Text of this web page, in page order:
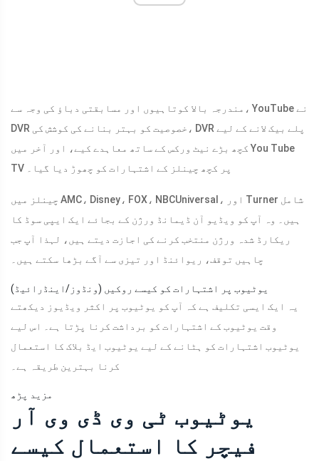
مندرجہ بالا کوتاہیوں اور مسابقتی دباؤ کی وجہ سے، YouTube نے
DVR خصوصیت کو بہتر بنانے کی کوشش کی، DVR پلے بیک لانے کے لیے
کچھ بڑے نیٹ ورکس کے ساتھ معاہدے کیے، اور آخر میں You Tube
TV پر کچھ چینلز کے اشتہارات کو چھوڑ دیا گیا۔
چینلز میں AMC، Disney، FOX، NBCUniversal، اور Turner شامل
ہیں۔ وہ آپ کو ویڈیو آن ڈیمانڈ ورژن کے بجائے ایک ایپی سوڈ کا
ریکارڈ شدہ ورژن منتخب کرنے کی اجازت دیتے ہیں، لہذا آپ جب
چاہیں توقف، ریوائنڈ اور تیزی سے آگے بڑھا سکتے ہیں۔
یوٹیوب پر اشتہارات کو کیسے روکیں (ونڈوز/اینڈرائیڈ)
یہ ایک ایسی تکلیف ہے کہ آپ کو یوٹیوب پر اکثر ویڈیوز دیکھتے
وقت یوٹیوب کے اشتہارات کو برداشت کرنا پڑتا ہے۔ اس لیے
یوٹیوب اشتہارات کو ہٹانے کے لیے یوٹیوب ایڈ بلاک کا استعمال
کرنا بہترین طریقہ ہے۔
مزید پڑھ
یوٹیوب ٹی وی ڈی وی آر
فیچر کا استعمال کیسے